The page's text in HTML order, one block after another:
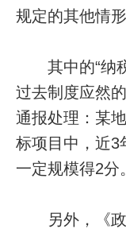
规定的其他情形
其中的“纳
过去制度应然
通报处理：某
标项目中，近3
一定规模得2分。
另外，《